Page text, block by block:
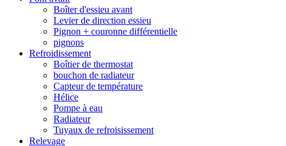
Boîter d'essieu avant
Levier de direction essieu
Pignon + couronne différentielle
pignons
Refroidissement
Boîtier de thermostat
bouchon de radiateur
Capteur de température
Hélice
Pompe à eau
Radiateur
Tuyaux de refroisissement
Relevage